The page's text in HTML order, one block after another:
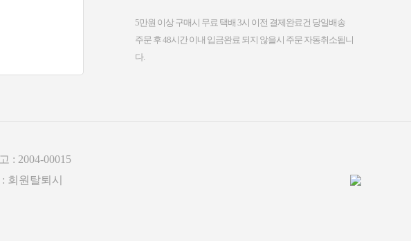
5만원 이상 구매시 무료 택배 3시 이전 결제완료건 당일배송
주문 후 48시간 이내 입금완료 되지 않을시 주문 자동취소됩니
다.
: 2004-00015
원탈퇴시